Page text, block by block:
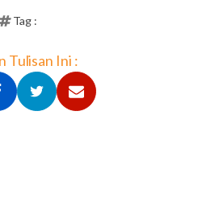
Tag :
Tulisan Ini :